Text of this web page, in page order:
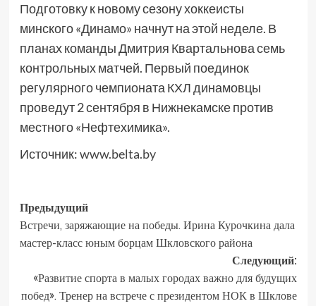
Подготовку к новому сезону хоккеисты
минского «Динамо» начнут на этой неделе. В
планах команды Дмитрия Квартальнова семь
контрольных матчей. Первый поединок
регулярного чемпионата КХЛ динамовцы
проведут 2 сентября в Нижнекамске против
местного «Нефтехимика».
Источник:www.belta.by
Предыдущий
Встречи, заряжающие на победы. Ирина Курочкина дала
мастер-класс юным борцам Шкловского района
Следующий:
«Развитие спорта в малых городах важно для будущих
побед». Тренер на встрече с президентом НОК в Шклове